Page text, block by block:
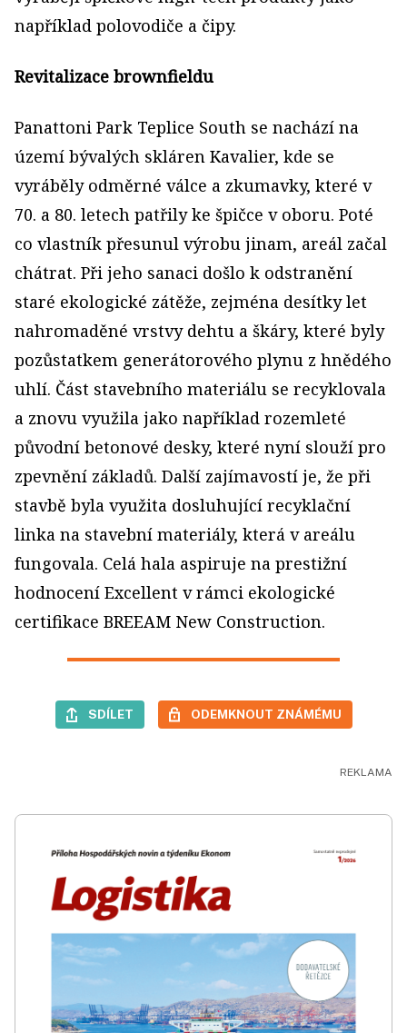
například polovodiče a čipy.
Revitalizace brownfieldu
Panattoni Park Teplice South se nachází na
území bývalých skláren Kavalier, kde se
vyráběly odměrné válce a zkumavky, které v
70. a 80. letech patřily ke špičce v oboru. Poté
co vlastník přesunul výrobu jinam, areál začal
chátrat. Při jeho sanaci došlo k odstranění
staré ekologické zátěže, zejména desítky let
nahromaděné vrstvy dehtu a škáry, které byly
pozůstatkem generátorového plynu z hnědého
uhlí. Část stavebního materiálu se recyklovala
a znovu využila jako například rozemleté
původní betonové desky, které nyní slouží pro
zpevnění základů. Další zajímavostí je, že při
stavbě byla využita dosluhující recyklační
linka na stavební materiály, která v areálu
fungovala. Celá hala aspiruje na prestižní
hodnocení Excellent v rámci ekologické
certifikace BREEAM New Construction.
SDÍLET ODEMKNOUT ZNÁMÉMU